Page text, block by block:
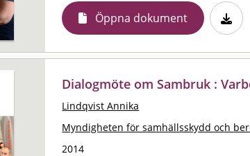
Öppna dokument
Dialogmöte om Sambruk :
Lindqvist Annika
Myndigheten för samhällsskydd och
2014